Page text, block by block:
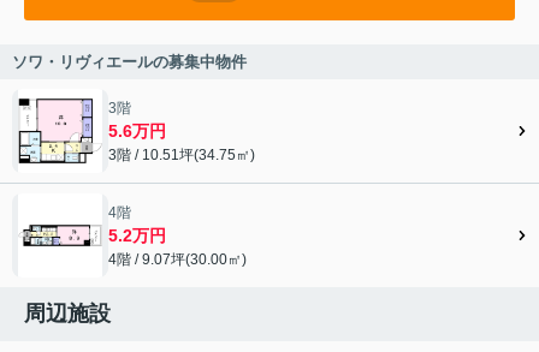
ソワ・リヴィエールの募集中物件
3階
5.6万円
3階 / 10.51坪(34.75㎡)
4階
5.2万円
4階 / 9.07坪(30.00㎡)
周辺施設